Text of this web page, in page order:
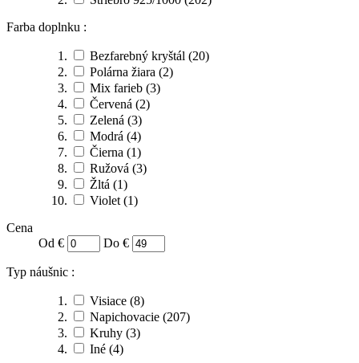
Farba doplnku :
Bezfarebný kryštál (20)
Polárna žiara (2)
Mix farieb (3)
Červená (2)
Zelená (3)
Modrá (4)
Čierna (1)
Ružová (3)
Žltá (1)
Violet (1)
Cena
Od €
Do €
Typ náušnic :
Visiace (8)
Napichovacie (207)
Kruhy (3)
Iné (4)